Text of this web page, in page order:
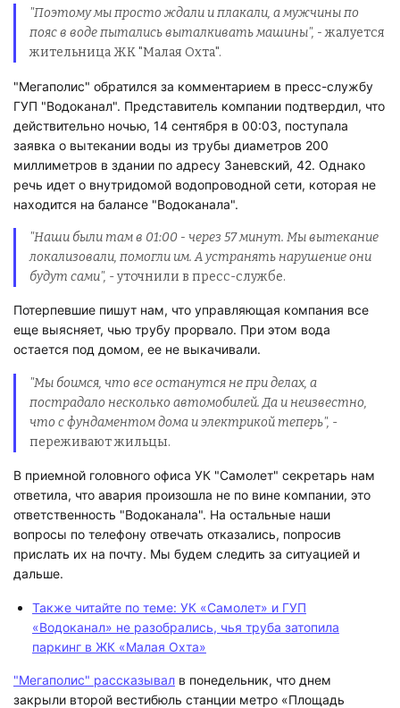
"Поэтому мы просто ждали и плакали, а мужчины по
пояс в воде пытались выталкивать машины", -жалуется
жительница ЖК "Малая Охта".
"Мегаполис" обратился за комментарием в пресс-службу
ГУП "Водоканал". Представитель компании подтвердил, что
действительно ночью, 14 сентября в 00:03, поступала
заявка о вытекании воды из трубы диаметров 200
миллиметров в здании по адресу Заневский, 42. Однако
речь идет о внутридомой водопроводной сети, которая не
находится на балансе "Водоканала".
"Наши были там в 01:00 - через 57 минут. Мы вытекание
локализовали, помогли им. А устранять нарушение они
будут сами", - уточнили в пресс-службе.
Потерпевшие пишут нам, что управляющая компания все
еще выясняет, чью трубу прорвало. При этом вода
остается под домом, ее не выкачивали.
"Мы боимся, что все останутся не при делах, а
пострадало несколько автомобилей. Да и неизвестно,
что с фундаментом дома и электрикой теперь", -
переживают жильцы.
В приемной головного офиса УК "Самолет" секретарь нам
ответила, что авария произошла не по вине компании, это
ответственность "Водоканала". На остальные наши
вопросы по телефону отвечать отказались, попросив
прислать их на почту. Мы будем следить за ситуацией и
дальше.
Также читайте по теме: УК «Самолет» и ГУП
«Водоканал» не разобрались, чья труба затопила
паркинг в ЖК «Малая Охта»
"Мегаполис" рассказывал в понедельник, что днем
закрыли второй вестибюль станции метро «Площадь